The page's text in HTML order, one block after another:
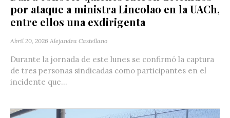
por ataque a ministra Lincolao en la UACh,
entre ellos una exdirigenta
Abril 20, 2026 Alejandra Castellano
Durante la jornada de este lunes se confirmó la captura
de tres personas sindicadas como participantes en el
incidente que...